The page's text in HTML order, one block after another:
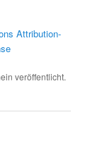
Attribution-
veröffentlicht.